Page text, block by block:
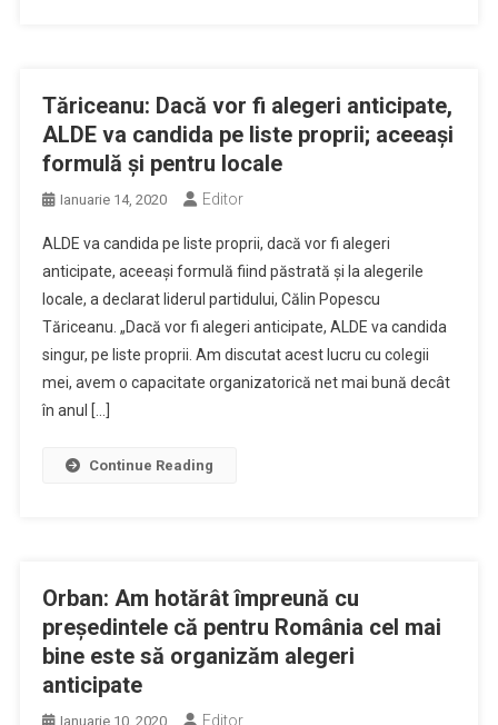
Tăriceanu: Dacă vor fi alegeri anticipate,
ALDE va candida pe liste proprii; aceeaşi
formulă şi pentru locale
Ianuarie 14, 2020 Editor
ALDE va candida pe liste proprii, dacă vor fi alegeri
anticipate, aceeaşi formulă fiind păstrată şi la alegerile
locale, a declarat liderul partidului, Călin Popescu
Tăriceanu. „Dacă vor fi alegeri anticipate, ALDE va candida
singur, pe liste proprii. Am discutat acest lucru cu colegii
mei, avem o capacitate organizatorică net mai bună decât
în anul […]
Continue Reading
Orban: Am hotărât împreună cu
preşedintele că pentru România cel mai
bine este să organizăm alegeri
anticipate
Ianuarie 10, 2020 Editor